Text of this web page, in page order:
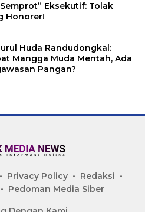
Eksekutif: Tolak
Honorer!
Huda Randudongkal:
Mangga Muda Mentah, Ada
Pangan?
Privacy Policy
Redaksi
Pedoman Media Siber